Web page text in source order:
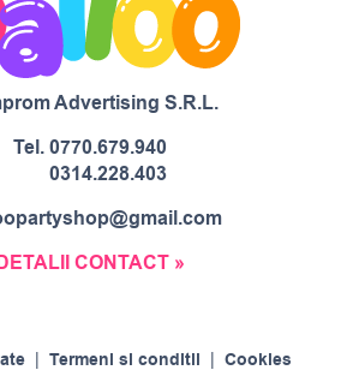
Advertising S.R.L.
Tel.0770.679.940
0314.228.403
CONTACT »
| Termeni si conditii | Cookies